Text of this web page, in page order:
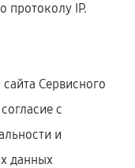
протоколу IP.
Сервисного
с
и
данных